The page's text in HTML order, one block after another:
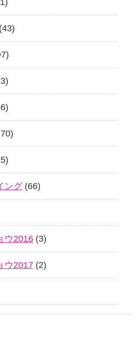
(43)
ング(66)
ウ2016 (3)
ウ2017 (2)